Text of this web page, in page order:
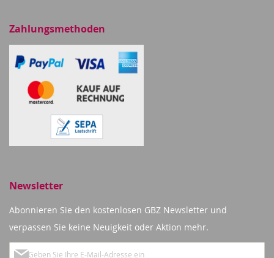
Zahlungsmethoden
Newsletter
Abonnieren Sie den kostenlosen GBZ Newsletter und
verpassen Sie keine Neuigkeit oder Aktion mehr.
Melden